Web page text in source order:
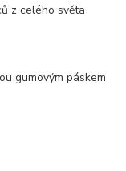
z celého světa
gumovým páskem